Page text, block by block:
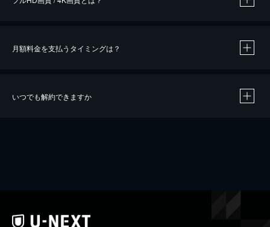
※40％ポイント還元の対象は、クレジットカード決済による作品の購入 / レンタルです。
月額料金を支払うタイミングは？
いつでも解約できますか